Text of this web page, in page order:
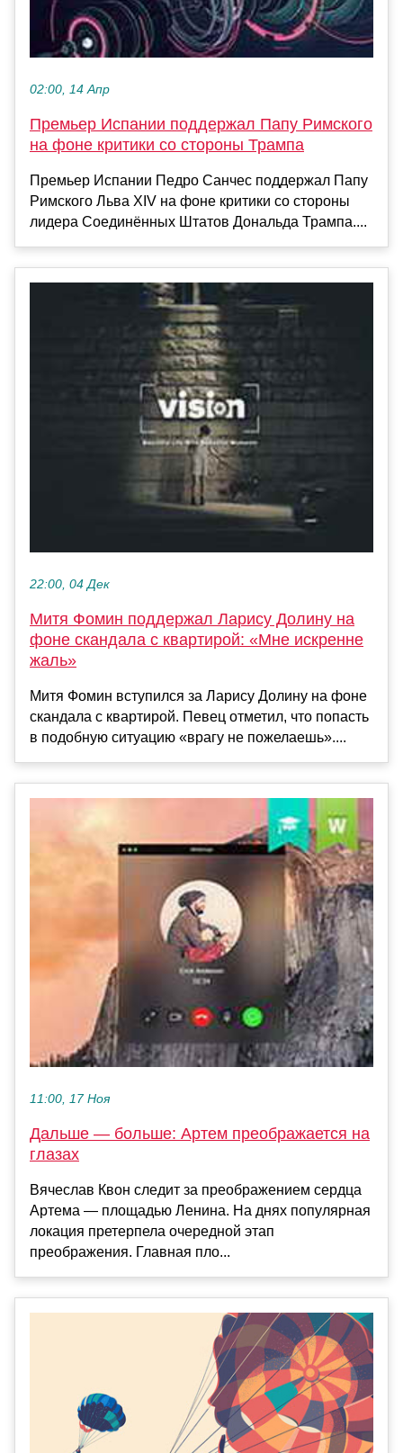
02:00, 14 Апр
Премьер Испании поддержал Папу Римского
на фоне критики со стороны Трампа
Премьер Испании Педро Санчес поддержал Папу
Римского Льва XIV на фоне критики со стороны
лидера Соединённых Штатов Дональда Трампа....
22:00, 04 Дек
Митя Фомин поддержал Ларису Долину на
фоне скандала с квартирой: «Мне искренне
жаль»
Митя Фомин вступился за Ларису Долину на фоне
скандала с квартирой. Певец отметил, что попасть
в подобную ситуацию «врагу не пожелаешь»....
11:00, 17 Ноя
Дальше — больше: Артем преображается на
глазах
Вячеслав Квон следит за преображением сердца
Артема — площадью Ленина. На днях популярная
локация претерпела очередной этап
преображения. Главная пло...